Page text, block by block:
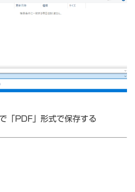
「PDF」形式で保存する